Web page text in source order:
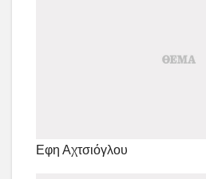
Εφη Αχτσιόγλου